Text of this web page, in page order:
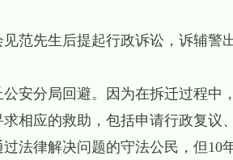
范先生后提起行政诉讼，诉辅警
公安分局回避。因为在拆迁过程中
求相应的救助，包括申请行政复议
法律解决问题的守法公民，但10